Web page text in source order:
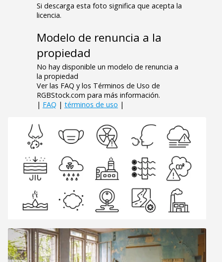
Si descarga esta foto significa que acepta la
licencia.
Modelo de renuncia a la
propiedad
No hay disponible un modelo de renuncia a
la propiedad
Ver las FAQ y los Términos de Uso de
RGBStock.com para más información.
| FAQ | términos de uso |